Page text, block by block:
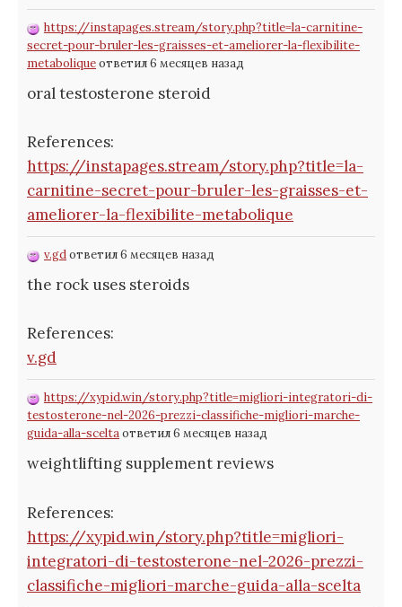
https://instapages.stream/story.php?title=la-carnitine-
secret-pour-bruler-les-graisses-et-ameliorer-la-flexibilite-
metaboliqueответил 6 месяцев назад
oral testosterone steroid
References:
https://instapages.stream/story.php?title=la-
carnitine-secret-pour-bruler-les-graisses-et-
ameliorer-la-flexibilite-metabolique
v.gdответил 6 месяцев назад
the rock uses steroids
References:
v.gd
https://xypid.win/story.php?title=migliori-integratori-di-
testosterone-nel-2026-prezzi-classifiche-migliori-marche-
guida-alla-sceltaответил 6 месяцев назад
weightlifting supplement reviews
References:
https://xypid.win/story.php?title=migliori-
integratori-di-testosterone-nel-2026-prezzi-
classifiche-migliori-marche-guida-alla-scelta